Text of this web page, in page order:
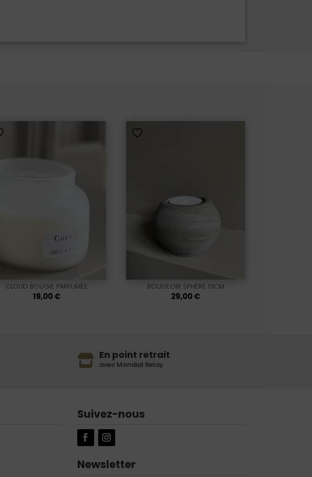
CLOUD BOUGIE PARFUMÉE
19,00€
BOUGEOIR SPHÈRE 13CM
29,00€
En point retrait
avec Mondial Relay
Suivez-nous
Newsletter